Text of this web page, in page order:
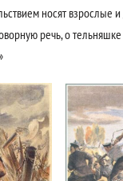
носят взрослые
речь, о